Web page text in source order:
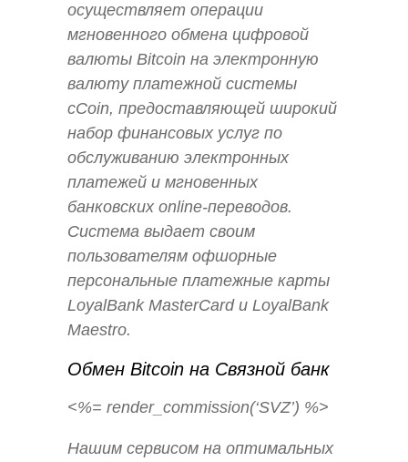
осуществляет операции
мгновенного обмена цифровой
валюты Bitcoin на электронную
валюту платежной системы
cCoin, предоставляющей широкий
набор финансовых услуг по
обслуживанию электронных
платежей и мгновенных
банковских online-переводов.
Система выдает своим
пользователям офшорные
персональные платежные карты
LoyalBank MasterCard и LoyalBank
Maestro.
Обмен Bitcoin на Связной банк
<%= render_commission(‘SVZ’) %>
Нашим сервисом на оптимальных